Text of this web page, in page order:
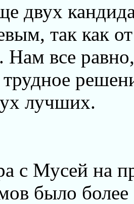
двух
так как
все
лучших.
с Мусей на
было более